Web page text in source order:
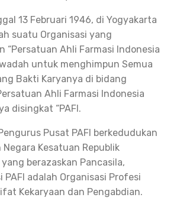
13 Februari 1946, di Yogyakarta
suatu Organisasi yang
“Persatuan Ahli Farmasi Indonesia
untuk menghimpun Semua
Bakti Karyanya di bidang
Ahli Farmasi Indonesia
disingkat “PAFI.
Pusat PAFI berkedudukan
Kesatuan Republik
berazaskan Pancasila,
PAFI adalah Organisasi Profesi
Kekaryaan dan Pengabdian.